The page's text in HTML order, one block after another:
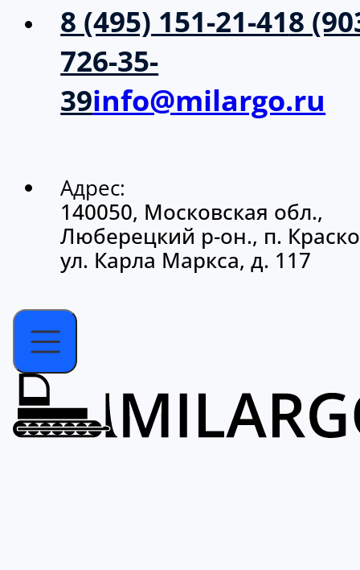
8 (495) 151-21-418
726-35-
39info@milargo.ru
Адрес:
140050, Московская обл.,
Люберецкий р-он., п.
ул. Карла Маркса, д. 117